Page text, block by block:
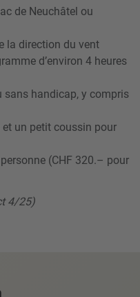
de Neuchâtel ou
la direction du vent
d’environ 4 heures
sans handicap, y compris
un petit coussin pour
(CHF 320.– pour
4/25)